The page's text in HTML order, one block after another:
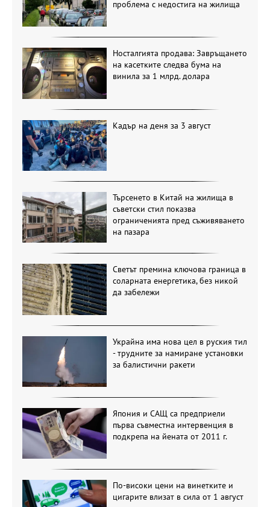
проблема с недостига на жилища
Носталгията продава: Завръщането
на касетките следва бума на
винила за 1 млрд. долара
Кадър на деня за 3 август
Търсенето в Китай на жилища в
съветски стил показва
ограниченията пред съживяването
на пазара
Светът премина ключова граница в
соларната енергетика, без никой
да забележи
Украйна има нова цел в руския тил
- трудните за намиране установки
за балистични ракети
Япония и САЩ са предприели
първа съвместна интервенция в
подкрепа на йената от 2011 г.
По-високи цени на винетките и
цигарите влизат в сила от 1 август